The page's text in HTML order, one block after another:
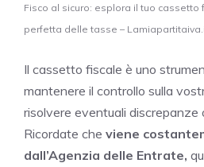
Fisco al sicuro: esplora il tuo
perfetta delle tasse –
Il cassetto fiscale è uno
mantenere il controllo sulla
risolvere eventuali discrepanze
Ricordate che viene
dall’Agenzia delle Entrate,